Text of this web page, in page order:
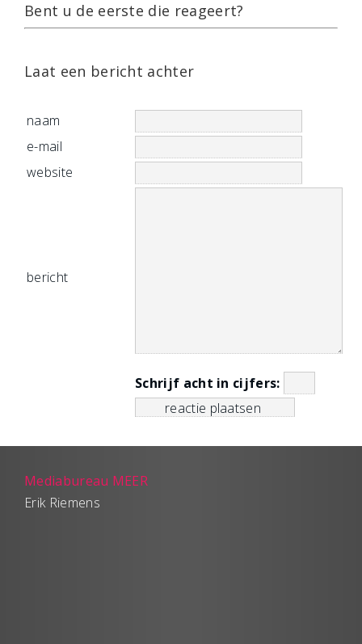
Bent u de eerste die reageert?
Laat een bericht achter
naam
e-mail
website
bericht
Schrijf acht in cijfers:
Mediabureau MEER
Erik Riemens